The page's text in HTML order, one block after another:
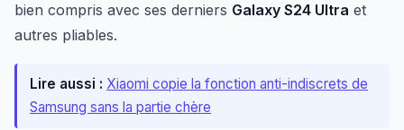
bien compris avec ses derniers Galaxy S24 Ultra et
autres pliables.
Lire aussi : Xiaomi copie la fonction anti-indiscrets de
Samsung sans la partie chère